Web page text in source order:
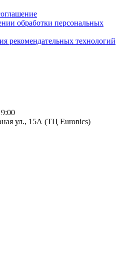
обработки персональных
рекомендательных технологий
ул., 15А (ТЦ Euronics)